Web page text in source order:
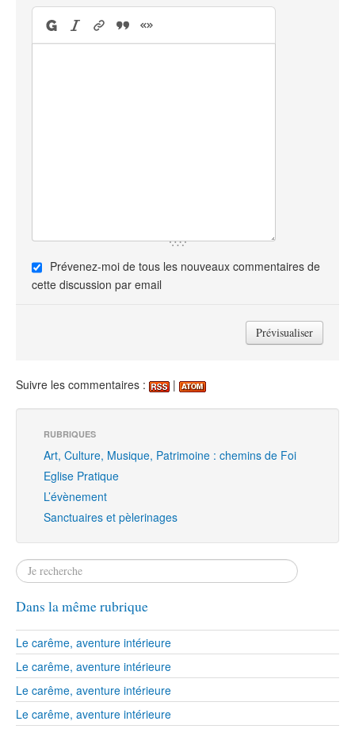
Prévenez-moi de tous les nouveaux commentaires de
cette discussion par email
Suivre les commentaires : |
RUBRIQUES
Art, Culture, Musique, Patrimoine : chemins de Foi
Eglise Pratique
L’évènement
Sanctuaires et pèlerinages
Dans la même rubrique
Le carême, aventure intérieure
Le carême, aventure intérieure
Le carême, aventure intérieure
Le carême, aventure intérieure